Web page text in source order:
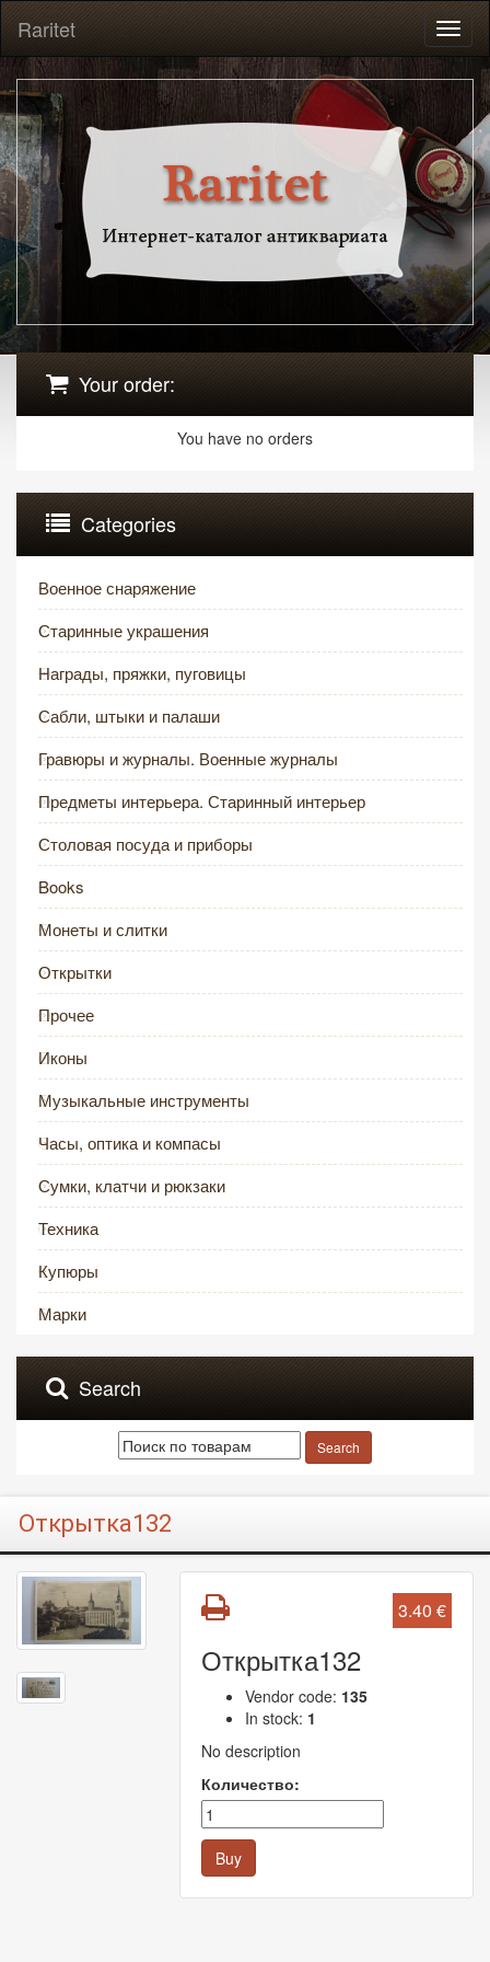
Raritet
Your order:
You have no orders
Categories
Военное снаряжение
Старинные украшения
Награды, пряжки, пуговицы
Сабли, штыки и палаши
Гравюры и журналы. Военные журналы
Предметы интерьера. Старинный интерьер
Столовая посуда и приборы
Books
Монеты и слитки
Открытки
Прочее
Иконы
Музыкальные инструменты
Часы, оптика и компасы
Сумки, клатчи и рюкзаки
Техника
Купюры
Марки
Search
Search
Открытка132
Открытка132
Vendor code: 135
In stock: 1
3.40 €
No description
Количество:
Buy